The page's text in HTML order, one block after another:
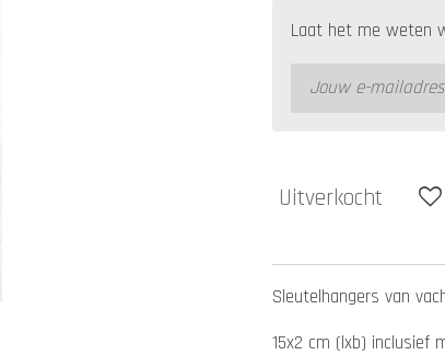
Laat het me weten
Uitverkocht
Sleutelhangers van
15x2 cm (lxb) inclusief